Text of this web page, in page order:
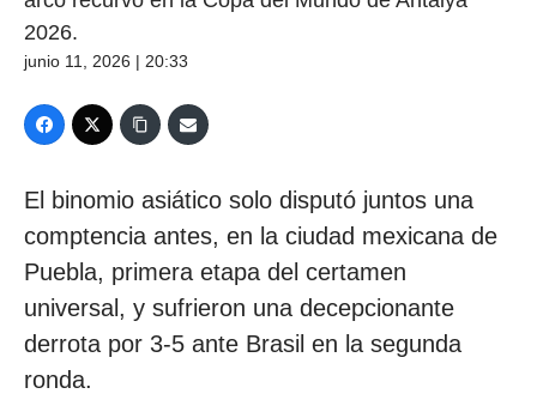
2026.
junio 11, 2026 | 20:33
El binomio asiático solo disputó juntos una
comptencia antes, en la ciudad mexicana de
Puebla, primera etapa del certamen
universal, y sufrieron una decepcionante
derrota por 3-5 ante Brasil en la segunda
ronda.